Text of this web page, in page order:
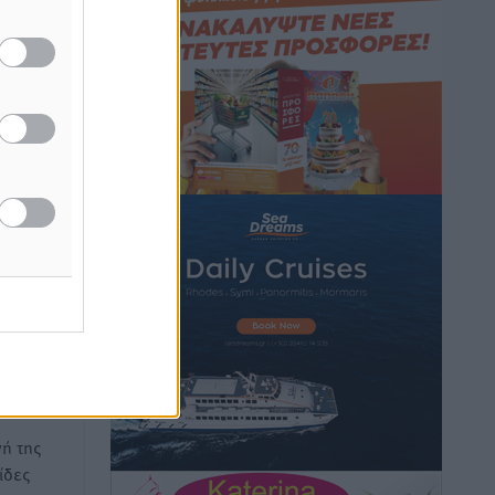
της
Τοπικές Ειδήσεις πριν 3 ώρες
Α.Σ. Ρόδος: Πρώτη… στην νέα σελίδα
των «ελαφιών» (φωτορεπορτάζ)
Αθλητικά• πριν 3 ώρες
Στίβος: Οι βαθμολογίες των συλλόγων
της Δωδεκανήσου
πριν 3 ώρες
αλλάξουν άμεσα και ποιοι όχι
Στον Ιπποκράτη η Μαρία Βλάχου
Αθλητικά• πριν 3 ώρες